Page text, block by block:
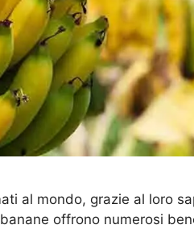
al mondo, grazie al loro
offrono numerosi